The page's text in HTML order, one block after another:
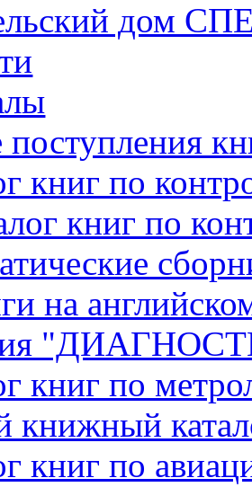
дом
книг по
книг по
на
книг по
книг по